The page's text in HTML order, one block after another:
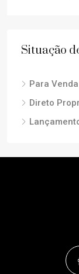
Situação
Para Venda
Direto